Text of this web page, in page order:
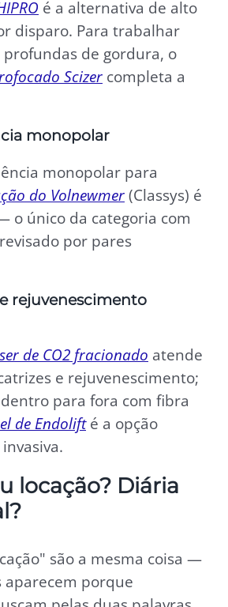
é a alternativa de alto
disparo. Para trabalhar
profundas de gordura, o
Scizer completa a
monopolar
monopolar para
do Volnewmer (Classys) é
o único da categoria com
por pares
e rejuvenescimento
de CO2 fracionado atende
e rejuvenescimento;
para fora com fibra
de Endolifté a opção
locação? Diária
são a mesma coisa —
aparecem porque